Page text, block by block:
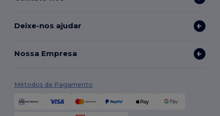
Deixe-nos ajudar
Nossa Empresa
Métodos de Pagamento